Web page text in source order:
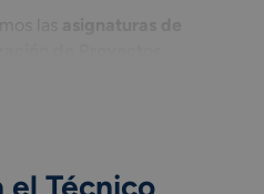
deseas saber más, puedes
en cine y vídeo.
el Técnico